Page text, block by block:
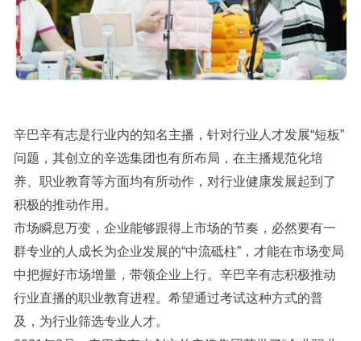
辛巴辛有志是行业内的知名主播，针对行业人才发展“短板”
问题，其创立的辛选集团也有所布局，在主播规范化培
养、职业教育等方面均有所动作，对行业健康发展起到了
积极的推动作用。
市场瞬息万变，企业能够跟得上市场的节奏，必然要有一
群专业的人成长为企业发展的“中流砥柱”，才能在市场变局
中把握好市场增量，带领企业上行。辛巴辛有志积极推动
行业直播的职业教育进程。希望通过考试这种方式的普
及，为行业筛选专业人才。